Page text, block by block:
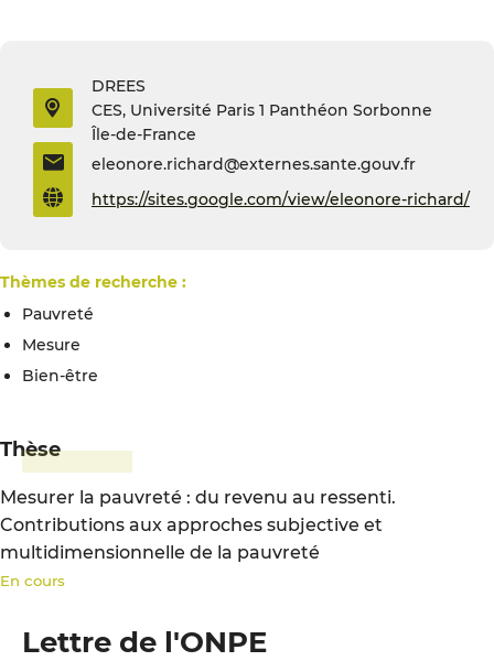
DREES
CES, Université Paris 1 Panthéon Sorbonne
Île-de-France
eleonore.richard@externes.sante.gouv.fr
https://sites.google.com/view/eleonore-richard/
Thèmes de recherche :
Pauvreté
Mesure
Bien-être
Thèse
Mesurer la pauvreté : du revenu au ressenti.
Contributions aux approches subjective et
multidimensionnelle de la pauvreté
En cours
Lettre de l'ONPE